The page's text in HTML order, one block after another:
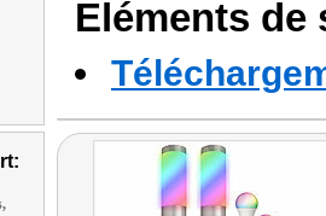
Eléments